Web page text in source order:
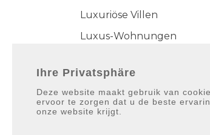
Luxuriöse Villen
Luxus-Wohnungen
Die Noble Sammlung
Ihre Privatsphäre
Deze website maakt gebruik van
ervoor te zorgen dat u de beste
onze website krijgt.